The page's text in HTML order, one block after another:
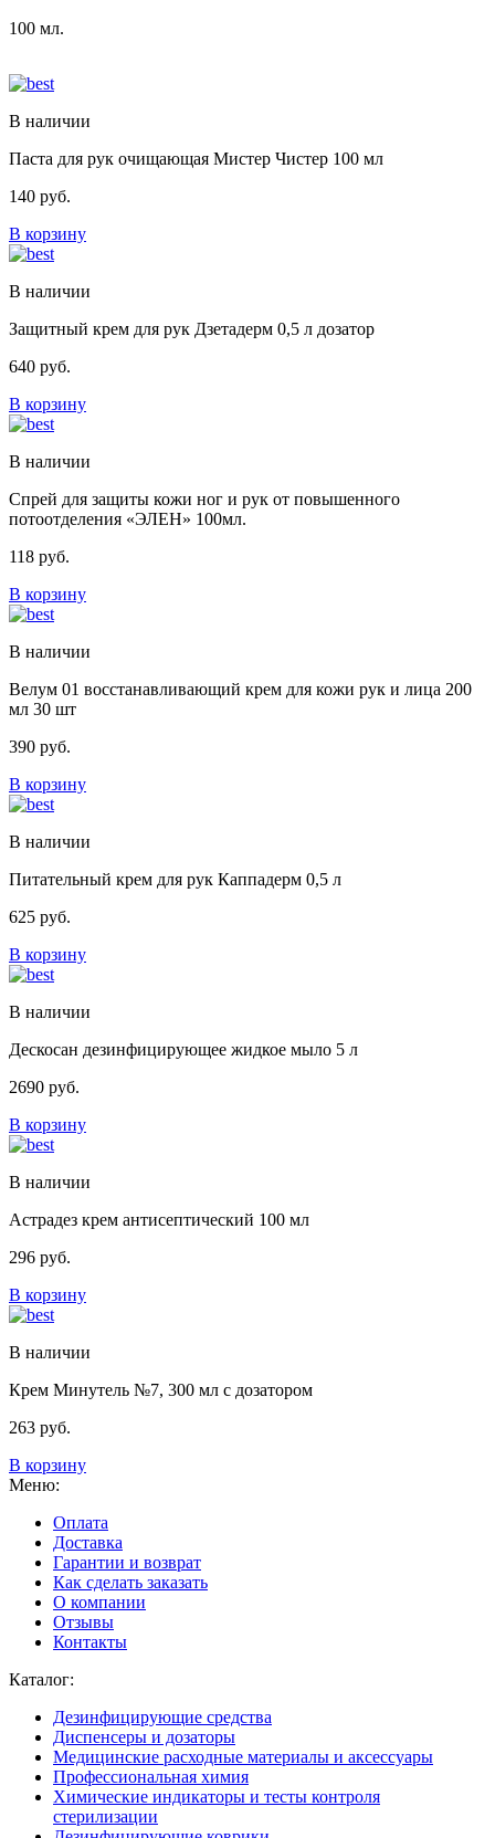
100 мл.
В наличии
Паста для рук очищающая Мистер Чистер 100 мл
140 руб.
В корзину
В наличии
Защитный крем для рук Дзетадерм 0,5 л дозатор
640 руб.
В корзину
В наличии
Спрей для защиты кожи ног и рук от повышенного
потоотделения «ЭЛЕН» 100мл.
118 руб.
В корзину
В наличии
Велум 01 восстанавливающий крем для кожи рук и лица 200
мл 30 шт
390 руб.
В корзину
В наличии
Питательный крем для рук Каппадерм 0,5 л
625 руб.
В корзину
В наличии
Дескосан дезинфицирующее жидкое мыло 5 л
2690 руб.
В корзину
В наличии
Астрадез крем антисептический 100 мл
296 руб.
В корзину
В наличии
Крем Минутель №7, 300 мл с дозатором
263 руб.
В корзину
Меню:
Оплата
Доставка
Гарантии и возврат
Как сделать заказать
О компании
Отзывы
Контакты
Каталог:
Дезинфицирующие средства
Диспенсеры и дозаторы
Медицинские расходные материалы и аксессуары
Профессиональная химия
Химические индикаторы и тесты контроля
стерилизации